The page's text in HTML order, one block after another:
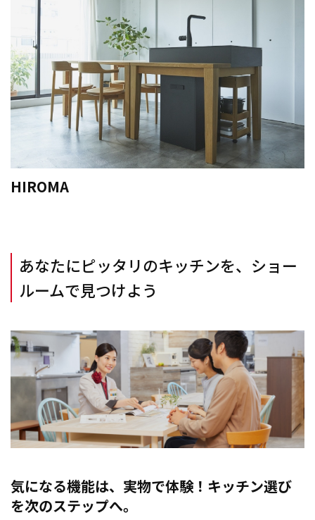
HIROMA
あなたにピッタリのキッチンを、ショー
ルームで見つけよう
気になる機能は、実物で体験！キッチン選び
を次のステップへ。